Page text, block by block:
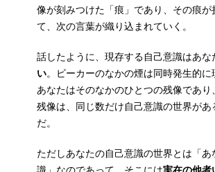
像が刻みつけた「痕」であり、その痕が
て、次の言葉が織り込まれていく。
話したように、現存する自己意識はあな
い。ビーカーのなかの煙は同時発生的に
あなたはそのなかのひとつの残像であり
残像は、同じ数だけ自己意識の世界があ
だ。
ただしあなたの自己意識の世界とは「あ
識」なのであって、そこには実在の他者